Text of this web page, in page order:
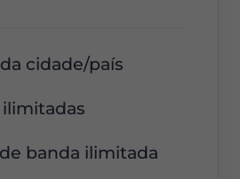
cidade/país
ilimitadas
banda ilimitada